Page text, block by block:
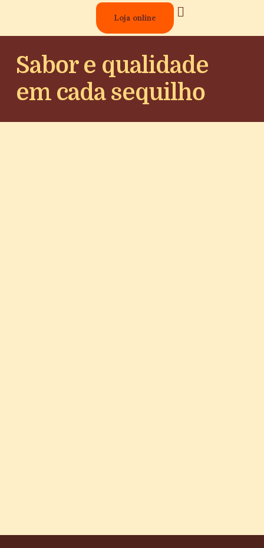
Loja online
Sabor e qualidade
em cada sequilho